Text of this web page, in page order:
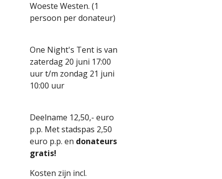
Woeste Westen. (1
persoon per donateur)
One Night's Tent is van
zaterdag 20 juni 17:00
uur t/m zondag 21 juni
10:00 uur
Deelname 12,50,- euro
p.p. Met stadspas 2,50
euro p.p. en donateurs
gratis!
Kosten zijn incl.